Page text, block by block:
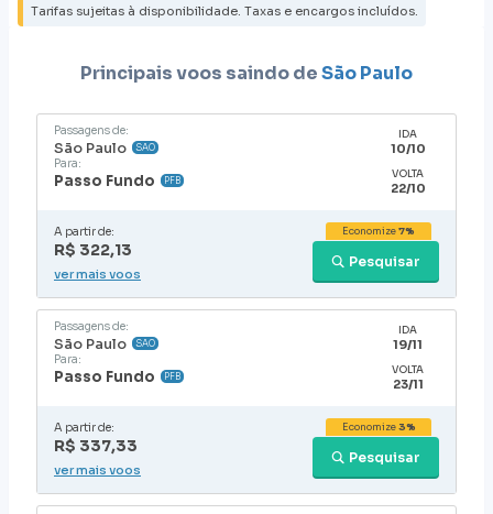
Tarifas sujeitas à disponibilidade. Taxas e encargos incluídos.
Principais voos saindo deSão Paulo
Passagens de:
São Paulo SAO
Para:
Passo Fundo PFB
IDA
10/10
VOLTA
22/10
A partir de:
R$ 322,13
Pesquisar
Economize7%
ver mais voos
Passagens de:
São Paulo SAO
Para:
Passo Fundo PFB
IDA
19/11
VOLTA
23/11
A partir de:
R$ 337,33
Pesquisar
Economize3%
ver mais voos